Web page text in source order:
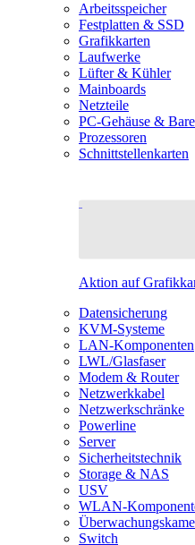
Arbeitsspeicher
Festplatten & SSD
Grafikkarten
Laufwerke
Lüfter & Kühler
Mainboards
Netzteile
PC-Gehäuse &
Prozessoren
Schnittstellenkarten
Aktion auf
Datensicherung
KVM-Systeme
LAN-Komponenten
LWL/Glasfaser
Modem & Router
Netzwerkkabel
Netzwerkschränke
Powerline
Server
Sicherheitstechnik
Storage & NAS
USV
WLAN-
Switch